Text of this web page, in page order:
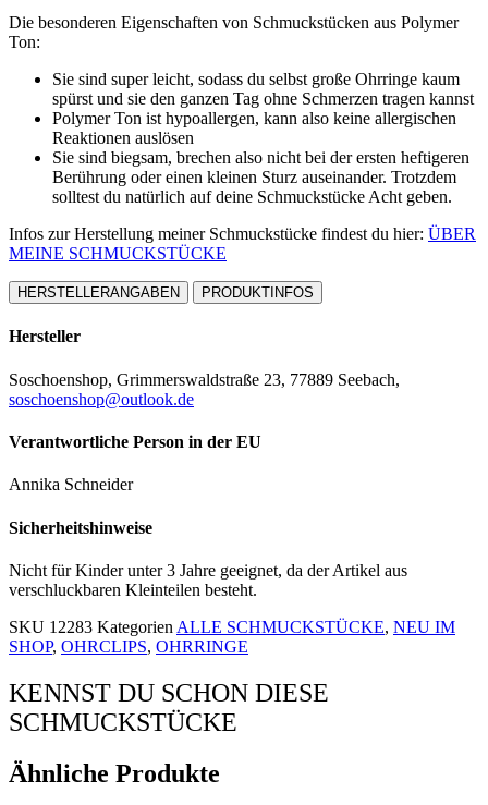
Die besonderen Eigenschaften von Schmuckstücken aus Polymer
Ton:
Sie sind super leicht, sodass du selbst große Ohrringe kaum
spürst und sie den ganzen Tag ohne Schmerzen tragen kannst
Polymer Ton ist hypoallergen, kann also keine allergischen
Reaktionen auslösen
Sie sind biegsam, brechen also nicht bei der ersten heftigeren
Berührung oder einen kleinen Sturz auseinander. Trotzdem
solltest du natürlich auf deine Schmuckstücke Acht geben.
Infos zur Herstellung meiner Schmuckstücke findest du hier: ÜBER
MEINE SCHMUCKSTÜCKE
HERSTELLERANGABEN PRODUKTINFOS
Hersteller
Soschoenshop, Grimmerswaldstraße 23, 77889 Seebach,
soschoenshop@outlook.de
Verantwortliche Person in der EU
Annika Schneider
Sicherheitshinweise
Nicht für Kinder unter 3 Jahre geeignet, da der Artikel aus
verschluckbaren Kleinteilen besteht.
SKU 12283 Kategorien ALLE SCHMUCKSTÜCKE, NEU IM
SHOP, OHRCLIPS, OHRRINGE
KENNST DU SCHON DIESE
SCHMUCKSTÜCKE
Ähnliche Produkte